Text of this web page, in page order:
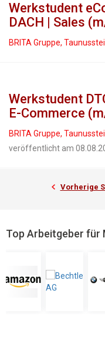
Werkstudent
DACH | Sales
BRITA Gruppe,
Werkstudent
E-Commerce
BRITA Gruppe,
veröffentlicht am
Vorherige
Top Arbeitgeber für